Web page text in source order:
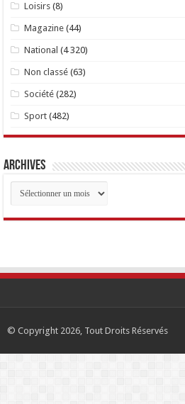
Loisirs (8)
Magazine (44)
National (4 320)
Non classé (63)
Société (282)
Sport (482)
Archives
Archives
© Copyright 2026, Tout Droits Réservés